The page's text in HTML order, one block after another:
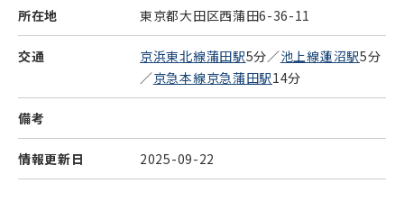
所在地 東京都大田区西蒲田6-36-11
交通 京浜東北線蒲田駅5分／池上線蓮沼駅5分
／京急本線京急蒲田駅14分
備考
情報更新日 2025-09-22